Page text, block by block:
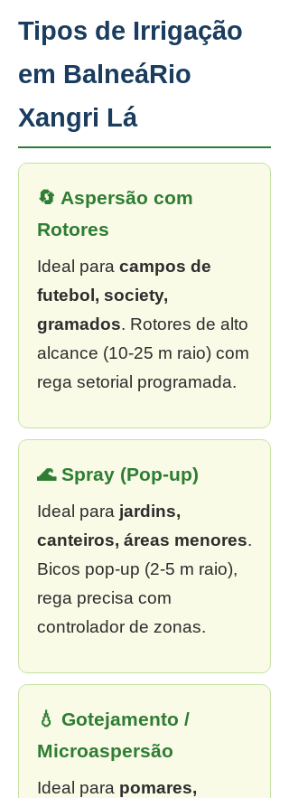
Tipos de Irrigação
em BalneáRio
Xangri Lá
🔄 Aspersão com
Rotores
Ideal para campos de
futebol, society,
gramados. Rotores de alto
alcance (10-25 m raio) com
rega setorial programada.
🌊 Spray (Pop-up)
Ideal para jardins,
canteiros, áreas menores.
Bicos pop-up (2-5 m raio),
rega precisa com
controlador de zonas.
💧 Gotejamento /
Microaspersão
Ideal para pomares,